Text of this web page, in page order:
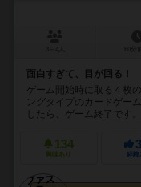
面白すぎて、目が回る！
ゲーム開始時に取る４枚
ングタイプのカードゲー
したら、ゲーム終了です
134
興味あり 経験